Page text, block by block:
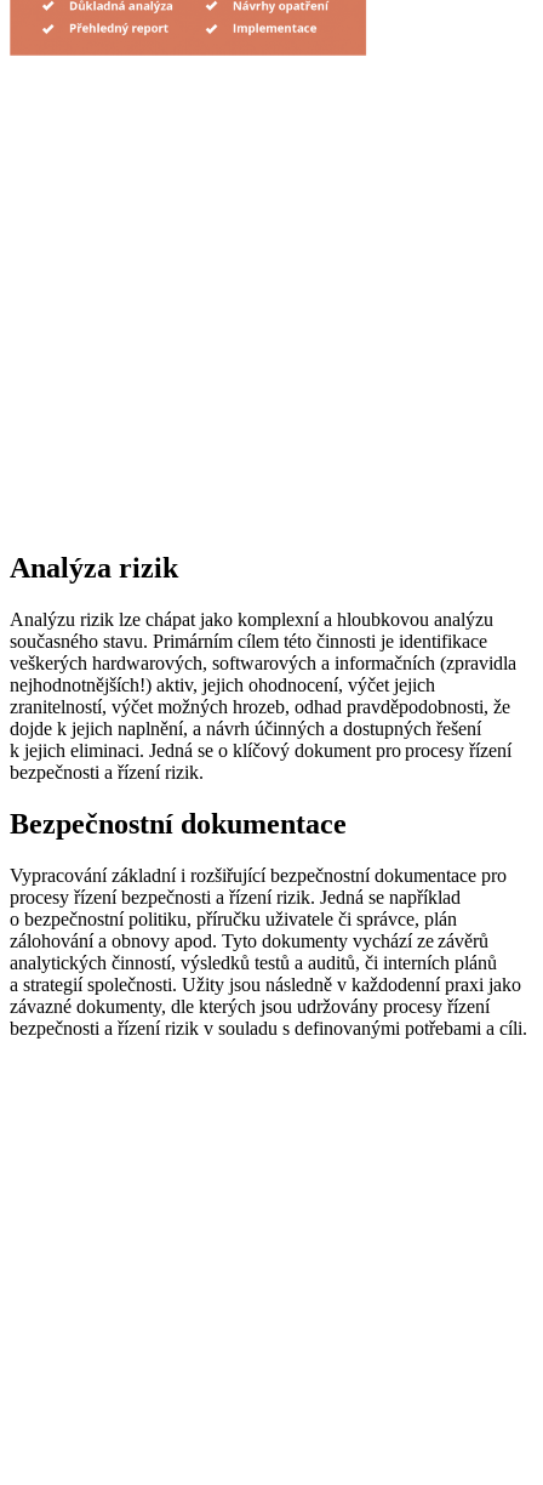
Analýza rizik
Analýzu rizik lze chápat jako komplexní a hloubkovou analýzu
současného stavu. Primárním cílem této činnosti je identifikace
veškerých hardwarových, softwarových a informačních (zpravidla
nejhodnotnějších!) aktiv, jejich ohodnocení, výčet jejich
zranitelností, výčet možných hrozeb, odhad pravděpodobnosti, že
dojde k jejich naplnění, a návrh účinných a dostupných řešení
k jejich eliminaci. Jedná se o klíčový dokument pro procesy řízení
bezpečnosti a řízení rizik.
Bezpečnostní dokumentace
Vypracování základní i rozšiřující bezpečnostní dokumentace pro
procesy řízení bezpečnosti a řízení rizik. Jedná se například
o bezpečnostní politiku, příručku uživatele či správce, plán
zálohování a obnovy apod. Tyto dokumenty vychází ze závěrů
analytických činností, výsledků testů a auditů, či interních plánů
a strategií společnosti. Užity jsou následně v každodenní praxi jako
závazné dokumenty, dle kterých jsou udržovány procesy řízení
bezpečnosti a řízení rizik v souladu s definovanými potřebami a cíli.